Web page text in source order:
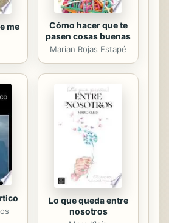
me
Cómo hacer que te
pasen cosas buenas
Marian Rojas Estapé
Lo que queda entre
nosotros